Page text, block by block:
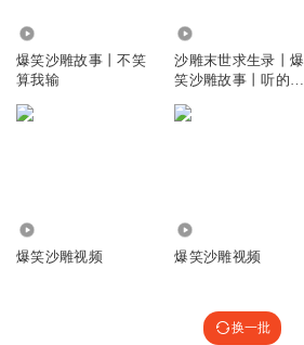
每天都要快乐鸭啧啧啧
爆笑沙雕故事丨不笑
算我输
沙雕末世求生录丨爆
笑沙雕故事丨听的停
爆笑沙雕视频 爆笑沙雕视频
换一批